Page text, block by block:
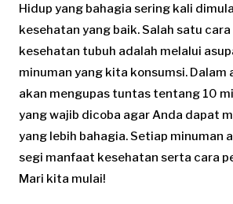
Hidup yang bahagia sering kali
kesehatan yang baik. Salah satu
kesehatan tubuh adalah melalui
minuman yang kita konsumsi. Dalam
akan mengupas tuntas tentang 10
yang wajib dicoba agar Anda dapat
yang lebih bahagia. Setiap minuman
segi manfaat kesehatan serta cara
Mari kita mulai!